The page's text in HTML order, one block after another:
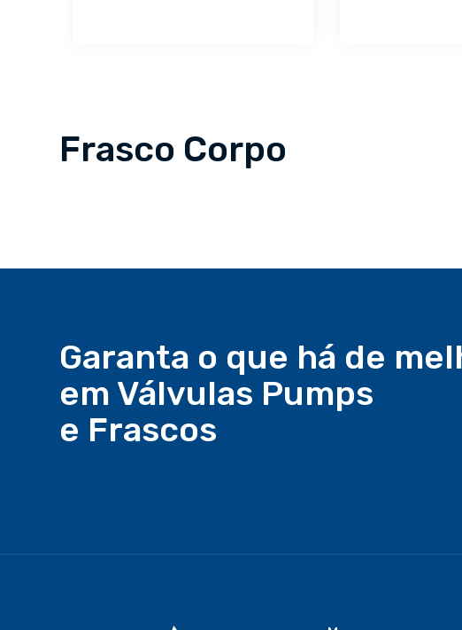
Frasco Corpo
Garanta o que há de
em Válvulas Pumps
e Frascos